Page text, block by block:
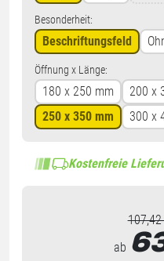
Besonderheit:
Beschriftungsfeld
Öffnung x Länge:
180 x 250 mm 200 x
250 x 350 mm
300 x
Kostenfreie
107,42
ab